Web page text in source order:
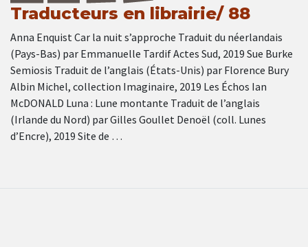
Traducteurs en librairie/ 88
Anna Enquist Car la nuit s’approche Traduit du néerlandais
(Pays-Bas) par Emmanuelle Tardif Actes Sud, 2019 Sue Burke
Semiosis Traduit de l’anglais (États-Unis) par Florence Bury
Albin Michel, collection Imaginaire, 2019 Les Échos Ian
McDONALD Luna : Lune montante Traduit de l’anglais
(Irlande du Nord) par Gilles Goullet Denoël (coll. Lunes
d’Encre), 2019 Site de …